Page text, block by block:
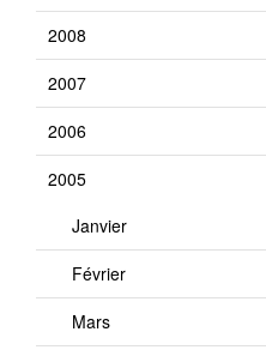
2008
2007
2006
2005
Janvier
Février
Mars